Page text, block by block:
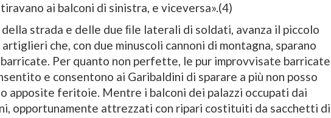
ai balconi di sinistra, e viceversa».(4)
strada e delle due ﬁle laterali di soldati, avanza il piccolo
che, con due minuscoli cannoni di montagna, sparano
Per quanto non perfette, le pur improvvisate barricate
e consentono ai Garibaldini di sparare a più non posso
apposite feritoie. Mentre i balconi dei palazzi occupati dai
opportunamente attrezzati con ripari costituiti da sacchetti di